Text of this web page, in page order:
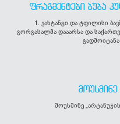
ᲤᲠᲐᲒᲛᲔᲜᲢᲔᲑᲘ ᲑᲣᲑᲐ
1. ვახტანგი და ტფილისი
გორგასალმა დააარსა და
მოუსმინე